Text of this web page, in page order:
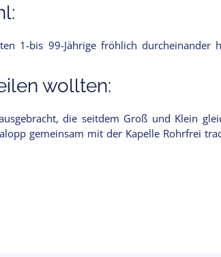
1-bis 99-Jährige fröhlich durcheinander
wollten:
die seitdem Groß und Klein
gemeinsam mit der Kapelle Rohrfrei